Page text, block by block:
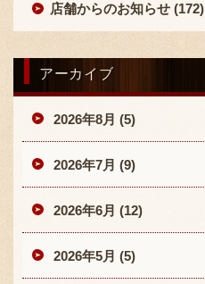
店舗からのお知らせ (172)
アーカイブ
2026年8月 (5)
2026年7月 (9)
2026年6月 (12)
2026年5月 (5)